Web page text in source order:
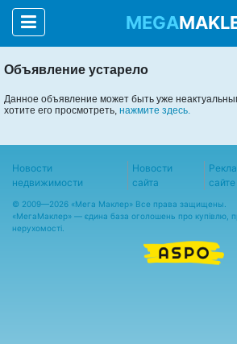
MEGA
Объявление устарело
Данное объявление может быть уже
хотите его просмотреть, нажмите здесь.
Новости
недвижимости
Новости
сайта
сайте
© 2009—2026 «Мега Маклер» Все права защищены.
«МегаМаклер» — єдина база оголошень про купівлю,
нерухомості.